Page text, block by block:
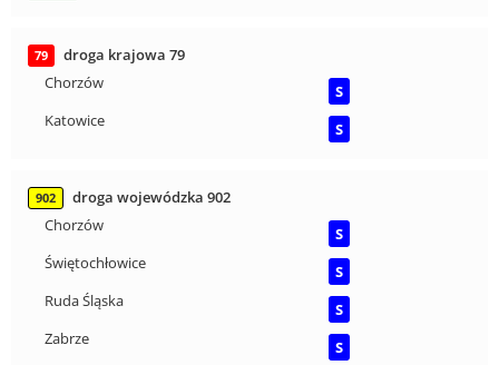
79
droga krajowa 79
Chorzów
S
Katowice
S
902
droga wojewódzka 902
Chorzów
S
Świętochłowice
S
Ruda Śląska
S
Zabrze
S